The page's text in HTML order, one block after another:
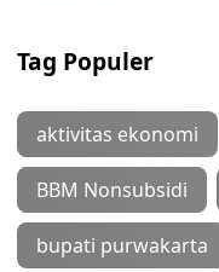
Tag Populer
aktivitas ekonomi
BBM Nonsubsidi
bupati purwakarta